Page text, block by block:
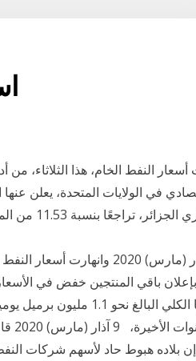
صحاري
من إنتاجها الكلي